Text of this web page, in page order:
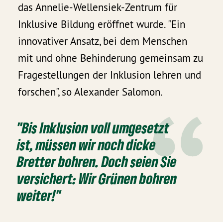
das Annelie-Wellensiek-Zentrum für
Inklusive Bildung eröffnet wurde. "Ein
innovativer Ansatz, bei dem Menschen
mit und ohne Behinderung gemeinsam zu
Fragestellungen der Inklusion lehren und
forschen", so Alexander Salomon.
"Bis Inklusion voll umgesetzt
ist, müssen wir noch dicke
Bretter bohren. Doch seien Sie
versichert: Wir Grünen bohren
weiter!"